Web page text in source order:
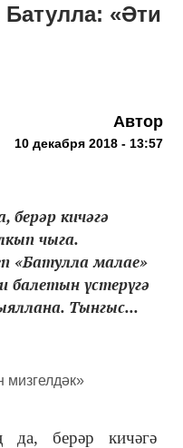
«Әти
Автор
10 декабря 2018 - 13:57
берәр кичәгә
чыга.
«Батулла малае»
үстерүгә
Тынгыс...
да, берәр кичәгә